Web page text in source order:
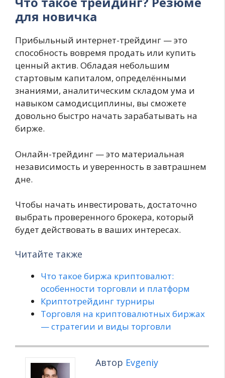
для новичка
Прибыльный интернет-трейдинг — это
способность вовремя продать или купить
ценный актив. Обладая небольшим
стартовым капиталом, определёнными
знаниями, аналитическим складом ума и
навыком самодисциплины, вы сможете
довольно быстро начать зарабатывать на
бирже.
Онлайн-трейдинг — это материальная
независимость и уверенность в завтрашнем
дне.
Чтобы начать инвестировать, достаточно
выбрать проверенного брокера, который
будет действовать в ваших интересах.
Читайте также
Что такое биржа криптовалют:
особенности торговли и платформ
Криптотрейдинг турниры
Торговля на криптовалютных биржах
— стратегии и виды торговли
Автор Evgeniy